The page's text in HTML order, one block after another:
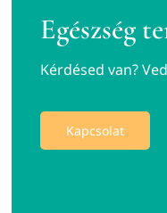
Egészség
Kérdésed van?
Kapcsolat